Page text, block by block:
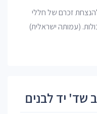
להנצחת זכרם של חללי
(עמותה ישראלית)
שד' יד לבנים